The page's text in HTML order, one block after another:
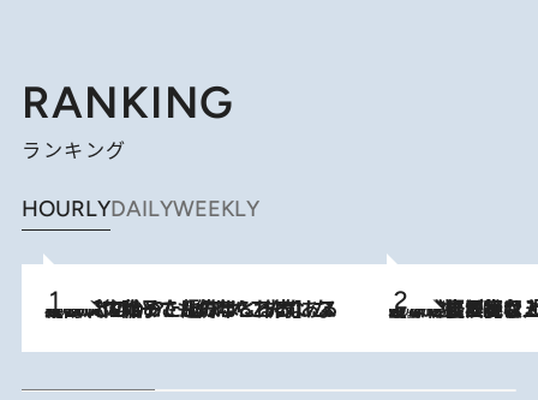
RANKING
ランキング
HOURLYDAILYWEEKLY
2026.8.5
【阿川佐和子さんの年とる力】なぜ70代で始めた趣味は“こんなに楽しい”のか？ ピアノ、俳句…スランプに陥っても続けられる“ある秘訣”とは 2026.8.5
【なぜ吉沢亮は「気配を消せる」のか？】興行収入208億の『国宝』を経て挑むミュージカル『ディア・エヴァン・ハンセン』。トップ俳優が舞台上でさらけ出した“孤独”とは